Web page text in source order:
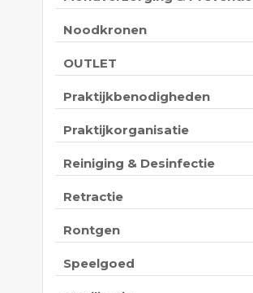
Noodkronen
OUTLET
Praktijkbenodigheden
Praktijkorganisatie
Reiniging & Desinfectie
Retractie
Rontgen
Speelgoed